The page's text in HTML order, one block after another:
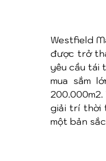
Westfield
được trở
yêu cầu tái
mua sắm
200.000m2.
giải trí thời
một bản